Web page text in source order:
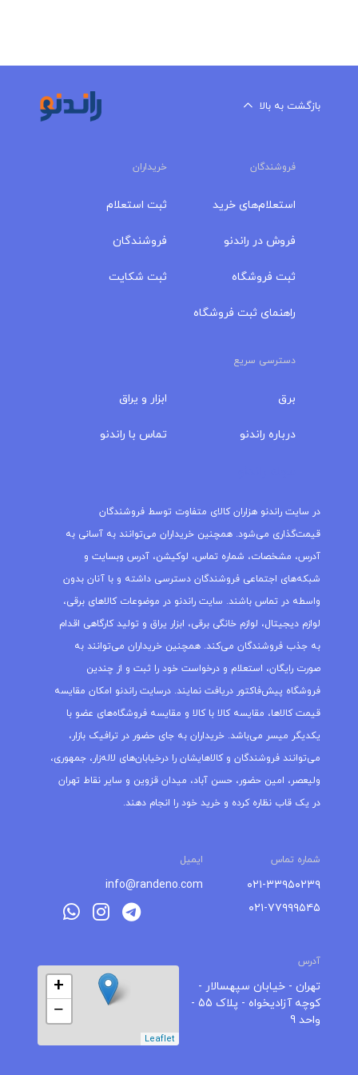
بازگشت به بالا
فروشندگان خریداران
استعلام‌های خرید
فروش در راندنو
ثبت فروشگاه
راهنمای ثبت فروشگاه
ثبت استعلام
فروشندگان
ثبت شکایت
دسترسی سریع
برق
درباره‌ راندنو
ابزار و یراق
تماس با راندنو
در سایت راندنو هزاران کالای متفاوت توسط فروشندگان
قیمت‌گذاری می‌شود. همچنین خریداران می‌توانند به آسانی به
آدرس، مشخصات، شماره تماس، لوکیشن، آدرس وبسایت و
شبکه‌های اجتماعی فروشندگان دسترسی داشته و با آنان بدون
واسطه در تماس باشند. سایت راندنو در موضوعات کالاهای برقی،
لوازم دیجیتال، لوازم خانگی برقی، ابزار یراق و تولید کارگاهی اقدام
به جذب فروشندگان می‌کند. همچنین خریداران می‌توانند به
صورت رایگان، استعلام و درخواست خود را ثبت و از چندین
فروشگاه پیش‌فاکتور دریافت نمایند. درسایت راندنو امکان مقایسه
قیمت کالاها، مقایسه کالا با کالا و مقایسه فروشگاه‌های عضو با
یکدیگر میسر می‌باشد. خریداران به جای حضور در ترافیک بازار،
می‌توانند فروشندگان و کالاهایشان را درخیابان‌های لاله‌زار، جمهوری،
ولیعصر، امین حضور، حسن آباد، میدان قزوین و سایر نقاط تهران
در یک قاب نظاره کرده و خرید خود را انجام دهند.
شماره تماس ایمیل
۰۲۱-۳۳۹۵۰۲۳۹
۰۲۱-۷۷۹۹۹۵۴۵
info@randeno.com
آدرس
تهران - خیابان سپهسالار -
کوچه آزادیخواه - پلاک 55 -
واحد 9
+
−
Leaflet